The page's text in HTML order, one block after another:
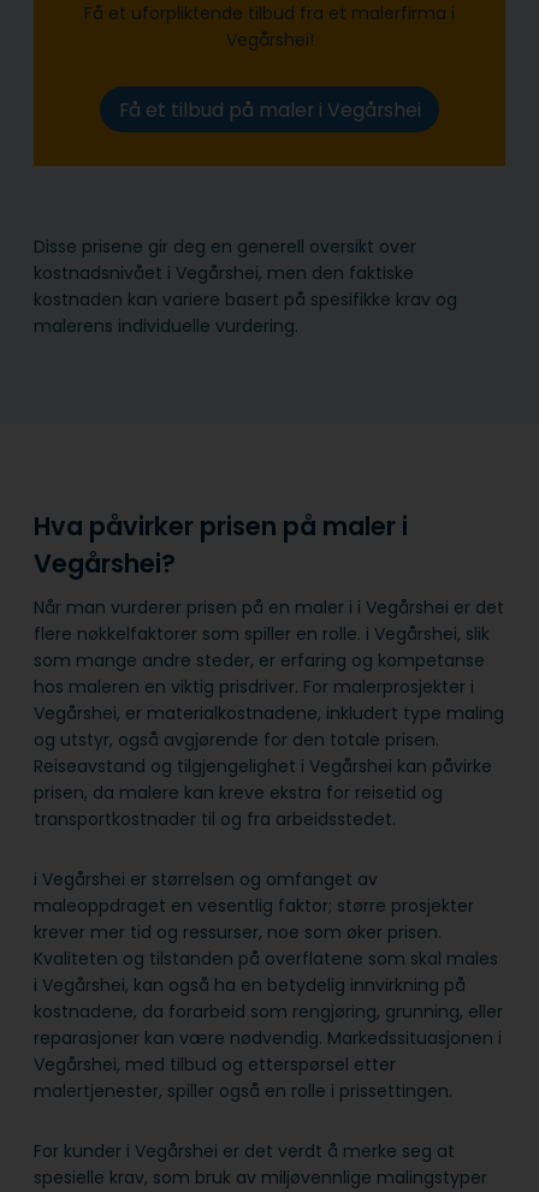
Få et uforpliktende tilbud fra et malerfirma i
Vegårshei!
Få et tilbud på maler i Vegårshei
Disse prisene gir deg en generell oversikt over
kostnadsnivået i Vegårshei, men den faktiske
kostnaden kan variere basert på spesifikke krav og
malerens individuelle vurdering.
Hva påvirker prisen på maler i
Vegårshei?
Når man vurderer prisen på en maler i i Vegårshei er det
flere nøkkelfaktorer som spiller en rolle. i Vegårshei, slik
som mange andre steder, er erfaring og kompetanse
hos maleren en viktig prisdriver. For malerprosjekter i
Vegårshei, er materialkostnadene, inkludert type maling
og utstyr, også avgjørende for den totale prisen.
Reiseavstand og tilgjengelighet i Vegårshei kan påvirke
prisen, da malere kan kreve ekstra for reisetid og
transportkostnader til og fra arbeidsstedet.
i Vegårshei er størrelsen og omfanget av
maleoppdraget en vesentlig faktor; større prosjekter
krever mer tid og ressurser, noe som øker prisen.
Kvaliteten og tilstanden på overflatene som skal males
i Vegårshei, kan også ha en betydelig innvirkning på
kostnadene, da forarbeid som rengjøring, grunning, eller
reparasjoner kan være nødvendig. Markedssituasjonen i
Vegårshei, med tilbud og etterspørsel etter
malertjenester, spiller også en rolle i prissettingen.
For kunder i Vegårshei er det verdt å merke seg at
spesielle krav, som bruk av miljøvennlige malingstyper